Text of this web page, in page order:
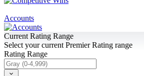
Accounts
Current Rating Range
Select your current Premier Rating range
Rating Range